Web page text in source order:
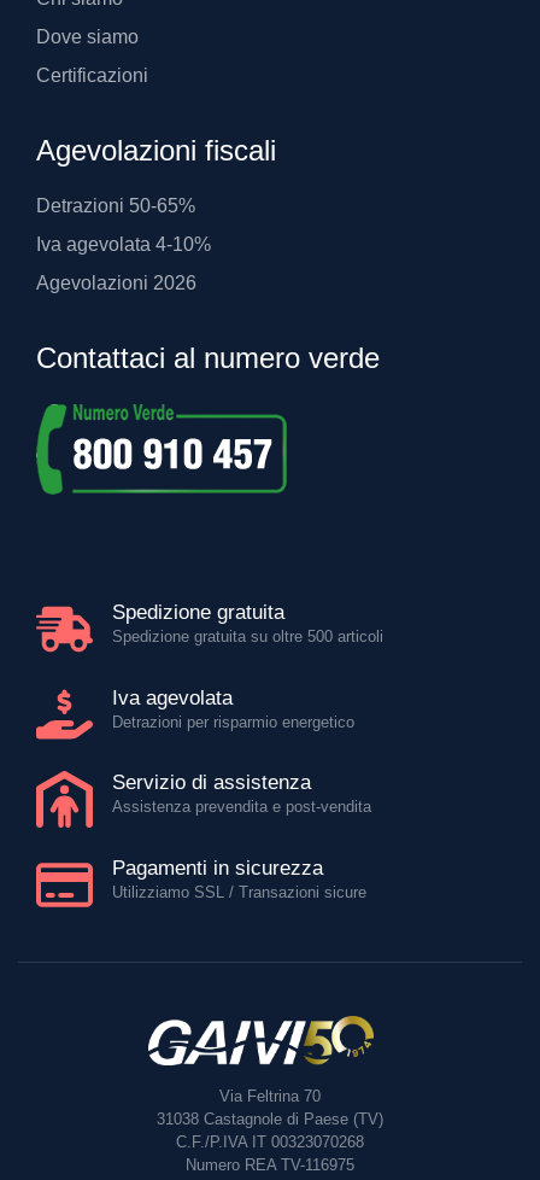
Dove siamo
Certificazioni
Agevolazioni fiscali
Detrazioni 50-65%
Iva agevolata 4-10%
Agevolazioni 2026
Contattaci al numero verde
Spedizione gratuita
Spedizione gratuita su oltre 500 articoli
Iva agevolata
Detrazioni per risparmio energetico
Servizio di assistenza
Assistenza prevendita e post-vendita
Pagamenti in sicurezza
Utilizziamo SSL / Transazioni sicure
Via Feltrina 70
31038 Castagnole di Paese (TV)
C.F./P.IVA IT 00323070268
Numero REA TV-116975